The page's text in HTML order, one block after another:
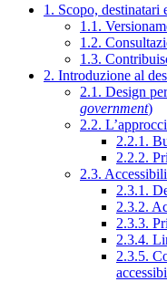
1. Scopo, destinatari
1.1.
1.2.
1.3.
2. Introduzione al
2.1. Design
government)
2.2.
2.2.1.
2.2.2.
2.3.
2.3.1.
2.3.2.
2.3.3.
2.3.4.
2.3.5.